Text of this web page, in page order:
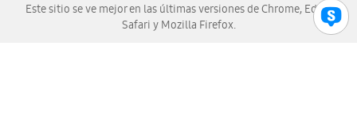
Este sitio se ve mejor en las últimas versiones de Chrome, Edge,
Safari y Mozilla Firefox.